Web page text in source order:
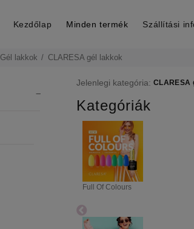
Kezdőlap Minden termék Szállítási
Gél lakkok CLARESA gél lakkok
Jelenlegi kategória: CLARESA
Kategóriák
Full Of Colours